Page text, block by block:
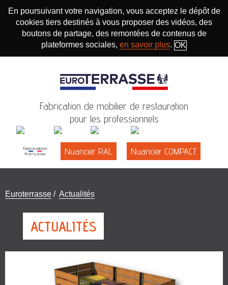
En poursuivant votre navigation, vous acceptez le dépôt de
cookies tiers destinés à vous proposer des vidéos, des
boutons de partage, des remontées de contenus de
plateformes sociales, en savoir plus. OK
Fabrication de mobilier de restauration
pour les professionnels
Nuancier RAL Nuancier COMPACT
Vous
Euroterrasse / Actualités
ACTUALITÉS